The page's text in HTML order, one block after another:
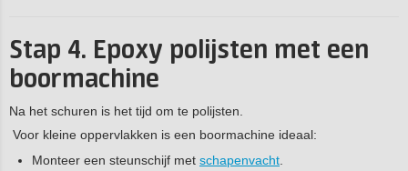
Stap 4. Epoxy polijsten met een
boormachine
Na het schuren is het tijd om te polijsten.
Voor kleine oppervlakken is een boormachine ideaal:
Monteer een steunschijf met schapenvacht.